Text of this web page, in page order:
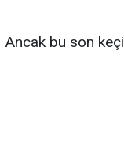
bu son